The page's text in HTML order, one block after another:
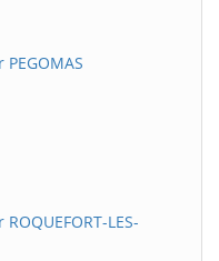
LES-